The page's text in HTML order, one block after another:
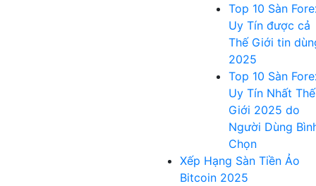
Top 10 Sàn
Uy Tín được cả
Thế Giới tin
2025
Top 10 Sàn
Uy Tín Nhất Thế
Giới 2025 do
Người Dùng
Chọn
Xếp Hạng Sàn Tiền Ảo
Bitcoin 2025